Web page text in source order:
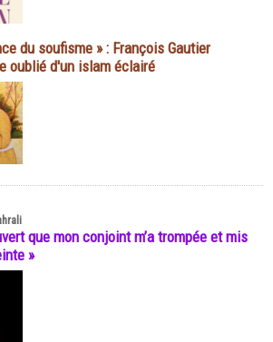
du soufisme » : François Gautier
oublié d'un islam éclairé
que mon conjoint m’a trompée et mis
»